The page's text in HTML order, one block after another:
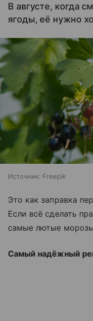
В августе, когда
ягоды, её нужно
Источник: Freepik
Это как заправка
Если всё сделать
самые лютые
Самый надёжный